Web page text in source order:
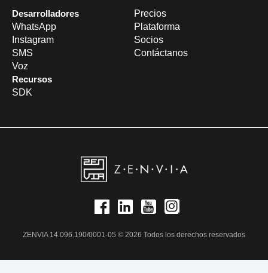
Desarrolladores
WhatsApp
Instagram
SMS
Voz
Recursos
SDK
Precios
Plataforma
Socios
Contáctanos
ZENVIA 14.096.190/0001-05 © 2026 Todos los derechos reservados